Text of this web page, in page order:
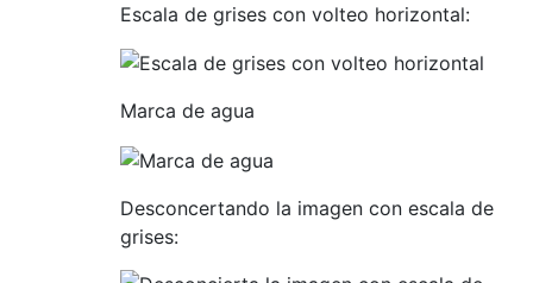
Escala de grises con volteo horizontal:
Marca de agua
Desconcertando la imagen con escala de
grises: